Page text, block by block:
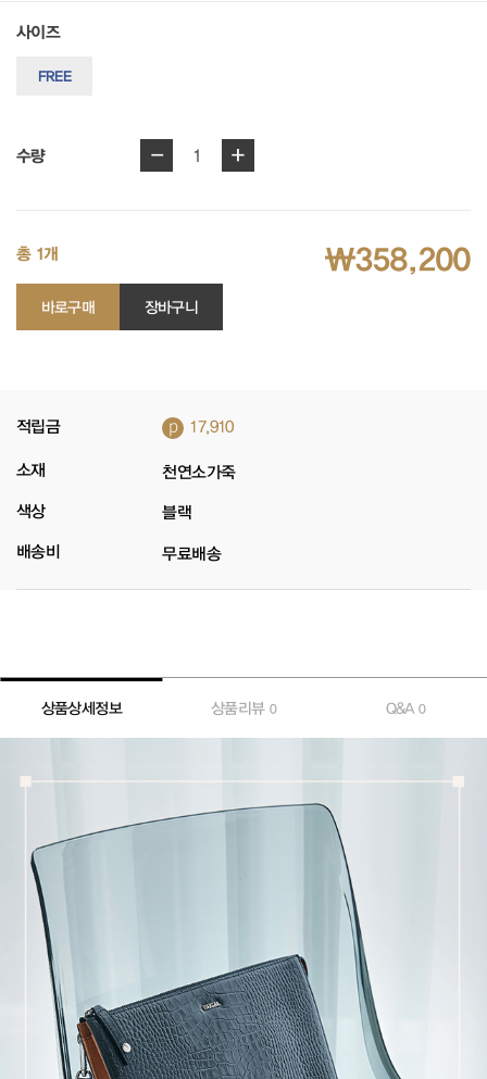
사이즈
FREE
수량 - 1 +
총 1개 ₩358,200
바로구매 장바구니
적립금 p 17,910
소재 천연소가죽
색상 블랙
배송비 무료배송
상품상세정보 상품리뷰 0 Q&A0